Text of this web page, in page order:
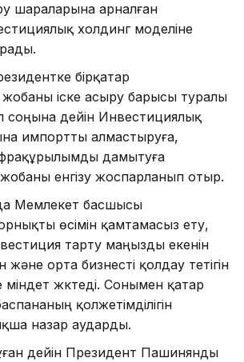
шараларына арналған
холдинг моделіне
бірқатар
іске асыру барысы туралы
дейін Инвестициялық
импортты алмастыруға,
дамытуға
енгізу жоспарланып отыр.
Мемлекет басшысы
өсімін қамтамасыз ету,
тарту маңызды екенін
және орта бизнесті қолдау тетігін
міндет жүктеді. Сонымен қатар
қолжетімділігін
назар аударды.
дейін Президент Пашинянды